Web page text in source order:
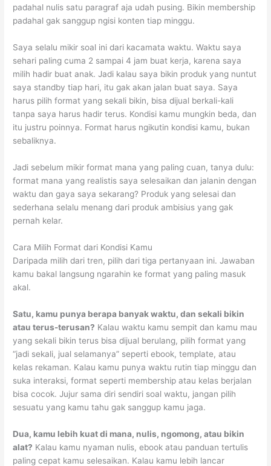
padahal nulis satu paragraf aja udah pusing. Bikin membership
padahal gak sanggup ngisi konten tiap minggu.
Saya selalu mikir soal ini dari kacamata waktu. Waktu saya
sehari paling cuma 2 sampai 4 jam buat kerja, karena saya
milih hadir buat anak. Jadi kalau saya bikin produk yang nuntut
saya standby tiap hari, itu gak akan jalan buat saya. Saya
harus pilih format yang sekali bikin, bisa dijual berkali-kali
tanpa saya harus hadir terus. Kondisi kamu mungkin beda, dan
itu justru poinnya. Format harus ngikutin kondisi kamu, bukan
sebaliknya.
Jadi sebelum mikir format mana yang paling cuan, tanya dulu:
format mana yang realistis saya selesaikan dan jalanin dengan
waktu dan gaya saya sekarang? Produk yang selesai dan
sederhana selalu menang dari produk ambisius yang gak
pernah kelar.
Cara Milih Format dari Kondisi Kamu
Daripada milih dari tren, pilih dari tiga pertanyaan ini. Jawaban
kamu bakal langsung ngarahin ke format yang paling masuk
akal.
Satu, kamu punya berapa banyak waktu, dan sekali bikin
atau terus-terusan? Kalau waktu kamu sempit dan kamu mau
yang sekali bikin terus bisa dijual berulang, pilih format yang
“jadi sekali, jual selamanya” seperti ebook, template, atau
kelas rekaman. Kalau kamu punya waktu rutin tiap minggu dan
suka interaksi, format seperti membership atau kelas berjalan
bisa cocok. Jujur sama diri sendiri soal waktu, jangan pilih
sesuatu yang kamu tahu gak sanggup kamu jaga.
Dua, kamu lebih kuat di mana, nulis, ngomong, atau bikin
alat? Kalau kamu nyaman nulis, ebook atau panduan tertulis
paling cepat kamu selesaikan. Kalau kamu lebih lancar